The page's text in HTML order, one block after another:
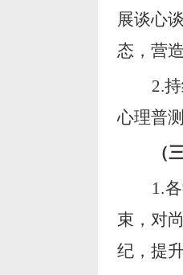
展谈心
态，营
2.
心理普
（
1.
束，对
纪，提